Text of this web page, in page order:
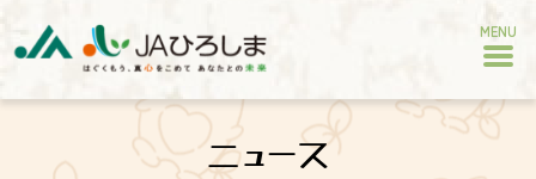
MENU
ニュース